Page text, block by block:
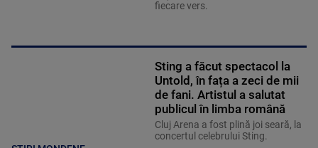
fiecare vers.
Sting a făcut spectacol la
Untold, în fața a zeci de mii
de fani. Artistul a salutat
publicul în limba română
Cluj Arena a fost plină joi seară, la
concertul celebrului Sting.